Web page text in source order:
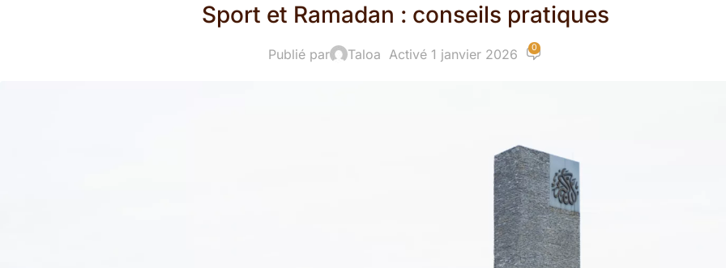
Sport et Ramadan : conseils pratiques
Publié par Taloa Activé 1 janvier 2026 0